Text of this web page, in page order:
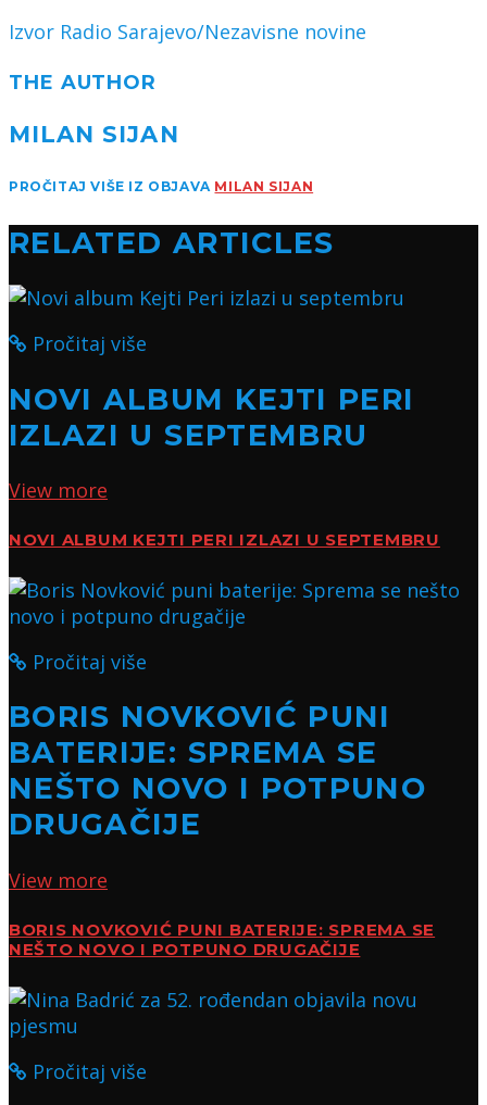
Izvor Radio Sarajevo/Nezavisne novine
THE AUTHOR
MILAN SIJAN
PROČITAJ VIŠE IZ OBJAVA MILAN SIJAN
RELATED ARTICLES
Pročitaj više
NOVI ALBUM KEJTI PERI
IZLAZI U SEPTEMBRU
View more
NOVI ALBUM KEJTI PERI IZLAZI U SEPTEMBRU
Pročitaj više
BORIS NOVKOVIĆ PUNI
BATERIJE: SPREMA SE
NEŠTO NOVO I POTPUNO
DRUGAČIJE
View more
BORIS NOVKOVIĆ PUNI BATERIJE: SPREMA SE
NEŠTO NOVO I POTPUNO DRUGAČIJE
Pročitaj više